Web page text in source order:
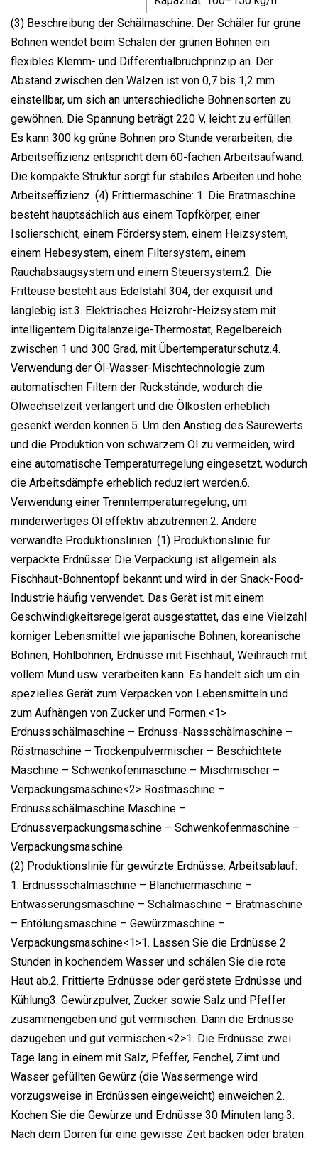
(3) Beschreibung der Schälmaschine: Der Schäler für grüne
Bohnen wendet beim Schälen der grünen Bohnen ein
flexibles Klemm- und Differentialbruchprinzip an. Der
Abstand zwischen den Walzen ist von 0,7 bis 1,2 mm
einstellbar, um sich an unterschiedliche Bohnensorten zu
gewöhnen. Die Spannung beträgt 220 V, leicht zu erfüllen.
Es kann 300 kg grüne Bohnen pro Stunde verarbeiten, die
Arbeitseffizienz entspricht dem 60-fachen Arbeitsaufwand.
Die kompakte Struktur sorgt für stabiles Arbeiten und hohe
Arbeitseffizienz. (4) Frittiermaschine: 1. Die Bratmaschine
besteht hauptsächlich aus einem Topfkörper, einer
Isolierschicht, einem Fördersystem, einem Heizsystem,
einem Hebesystem, einem Filtersystem, einem
Rauchabsaugsystem und einem Steuersystem.2. Die
Fritteuse besteht aus Edelstahl 304, der exquisit und
langlebig ist.3. Elektrisches Heizrohr-Heizsystem mit
intelligentem Digitalanzeige-Thermostat, Regelbereich
zwischen 1 und 300 Grad, mit Übertemperaturschutz.4.
Verwendung der Öl-Wasser-Mischtechnologie zum
automatischen Filtern der Rückstände, wodurch die
Ölwechselzeit verlängert und die Ölkosten erheblich
gesenkt werden können.5. Um den Anstieg des Säurewerts
und die Produktion von schwarzem Öl zu vermeiden, wird
eine automatische Temperaturregelung eingesetzt, wodurch
die Arbeitsdämpfe erheblich reduziert werden.6.
Verwendung einer Trenntemperaturregelung, um
minderwertiges Öl effektiv abzutrennen.2. Andere
verwandte Produktionslinien: (1) Produktionslinie für
verpackte Erdnüsse: Die Verpackung ist allgemein als
Fischhaut-Bohnentopf bekannt und wird in der Snack-Food-
Industrie häufig verwendet. Das Gerät ist mit einem
Geschwindigkeitsregelgerät ausgestattet, das eine Vielzahl
körniger Lebensmittel wie japanische Bohnen, koreanische
Bohnen, Hohlbohnen, Erdnüsse mit Fischhaut, Weihrauch mit
vollem Mund usw. verarbeiten kann. Es handelt sich um ein
spezielles Gerät zum Verpacken von Lebensmitteln und
zum Aufhängen von Zucker und Formen.<1>
Erdnussschälmaschine – Erdnuss-Nassschälmaschine –
Röstmaschine – Trockenpulvermischer – Beschichtete
Maschine – Schwenkofenmaschine – Mischmischer –
Verpackungsmaschine<2> Röstmaschine –
Erdnussschälmaschine Maschine –
Erdnussverpackungsmaschine – Schwenkofenmaschine –
Verpackungsmaschine
(2) Produktionslinie für gewürzte Erdnüsse: Arbeitsablauf:
1. Erdnussschälmaschine – Blanchiermaschine –
Entwässerungsmaschine – Schälmaschine – Bratmaschine
– Entölungsmaschine – Gewürzmaschine –
Verpackungsmaschine<1>1. Lassen Sie die Erdnüsse 2
Stunden in kochendem Wasser und schälen Sie die rote
Haut ab.2. Frittierte Erdnüsse oder geröstete Erdnüsse und
Kühlung3. Gewürzpulver, Zucker sowie Salz und Pfeffer
zusammengeben und gut vermischen. Dann die Erdnüsse
dazugeben und gut vermischen.<2>1. Die Erdnüsse zwei
Tage lang in einem mit Salz, Pfeffer, Fenchel, Zimt und
Wasser gefüllten Gewürz (die Wassermenge wird
vorzugsweise in Erdnüssen eingeweicht) einweichen.2.
Kochen Sie die Gewürze und Erdnüsse 30 Minuten lang.3.
Nach dem Dörren für eine gewisse Zeit backen oder braten.